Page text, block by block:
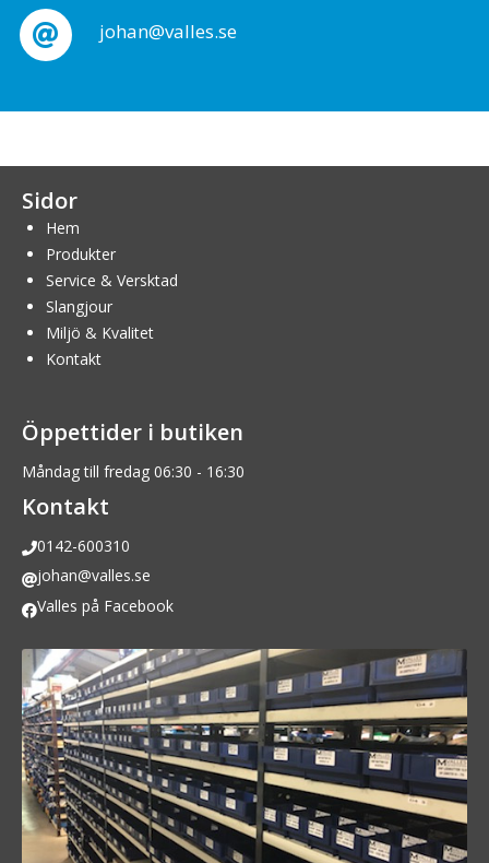
johan@valles.se
Sidor
Hem
Produkter
Service & Versktad
Slangjour
Miljö & Kvalitet
Kontakt
Öppettider i butiken
Måndag till fredag 06:30 - 16:30
Kontakt
0142-600310
johan@valles.se
Valles på Facebook